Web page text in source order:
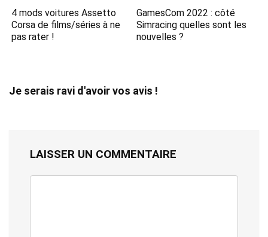
4 mods voitures Assetto
Corsa de films/séries à ne
pas rater !
GamesCom 2022 : côté
Simracing quelles sont les
nouvelles ?
Je serais ravi d'avoir vos avis !
LAISSER UN COMMENTAIRE